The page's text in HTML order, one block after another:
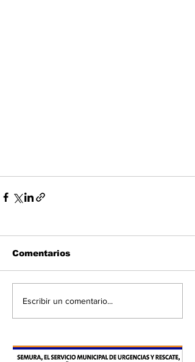
Comentarios
Escribir un comentario...